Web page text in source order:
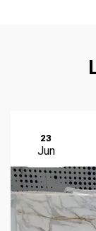
23
Jun